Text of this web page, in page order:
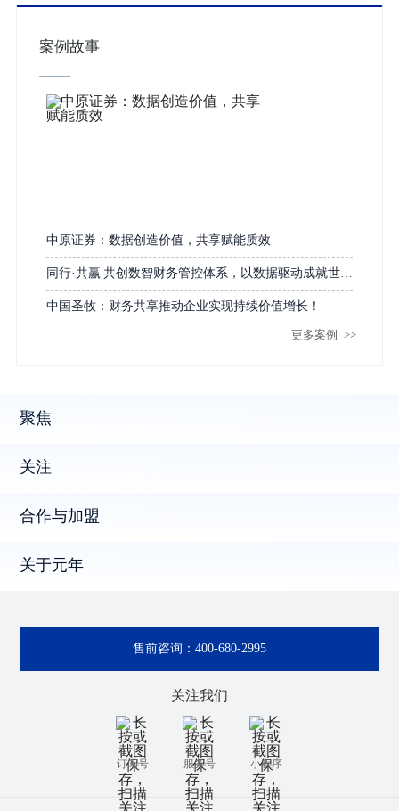
案例故事
中原证券：数据创造价值，共享赋能质效
同行·共赢|共创数智财务管控体系，以数据驱动成就世界
一流装备“智”造
中国圣牧：财务共享推动企业实现持续价值增长！
更多案例 >>
聚焦
关注
合作与加盟
关于元年
售前咨询： 400-680-2995
关注我们
订阅号 服务号 小程序